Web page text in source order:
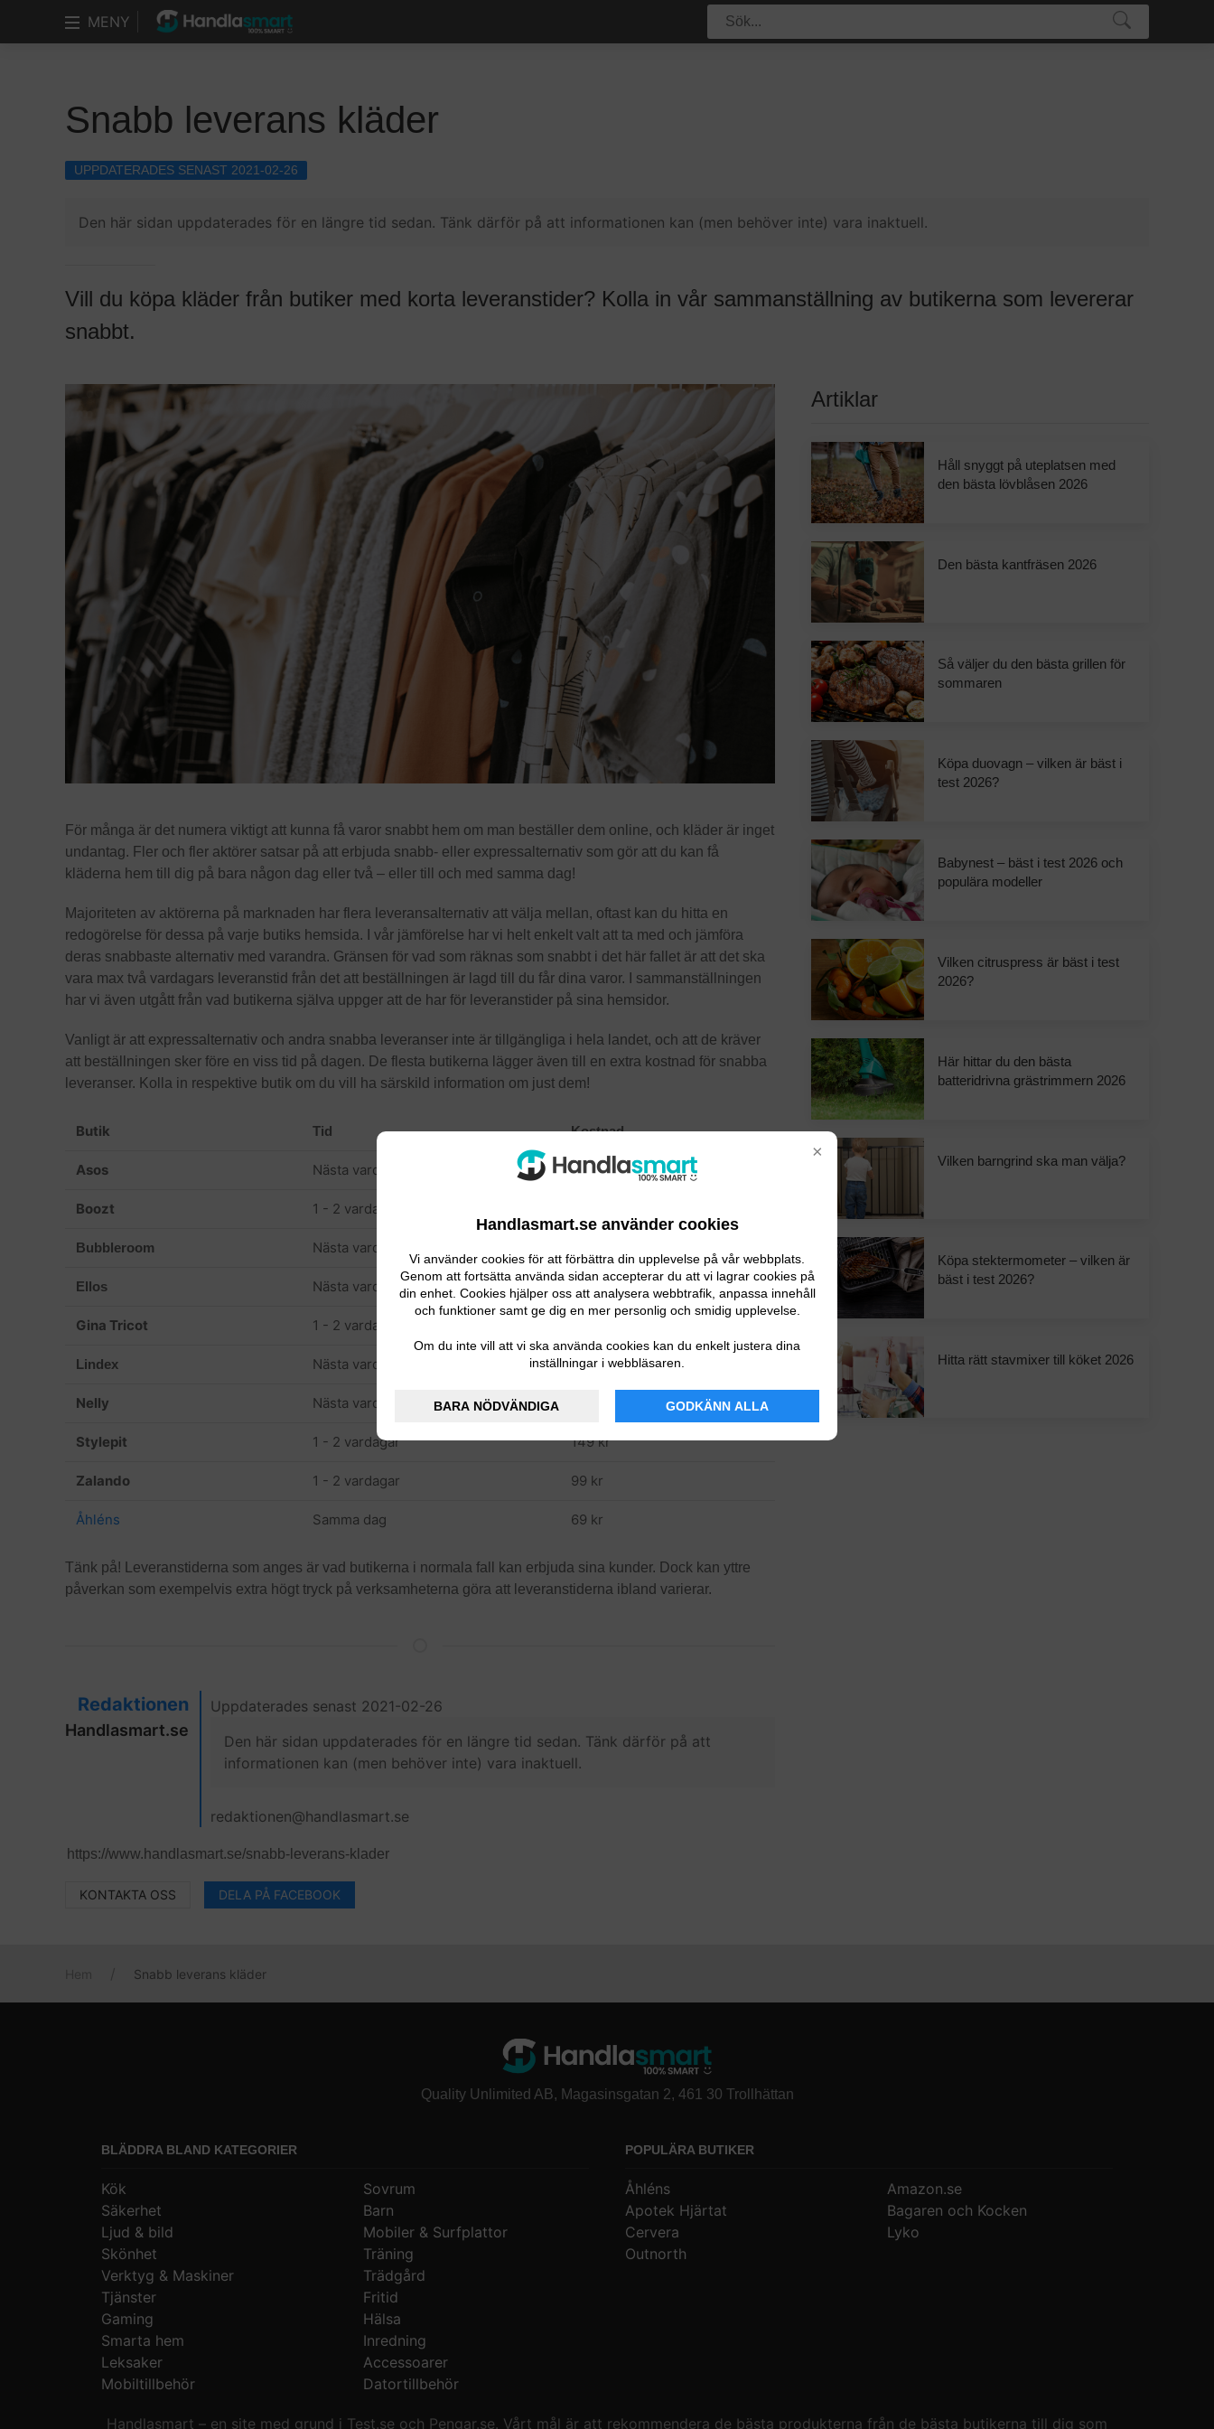
×
Handlasmart.se använder cookies
Vi använder cookies för att förbättra din upplevelse på vår webbplats.
Genom att fortsätta använda sidan accepterar du att vi lagrar cookies på
din enhet. Cookies hjälper oss att analysera webbtrafik, anpassa innehåll
och funktioner samt ge dig en mer personlig och smidig upplevelse.
Om du inte vill att vi ska använda cookies kan du enkelt justera dina
inställningar i webbläsaren.
BARA NÖDVÄNDIGA GODKÄNN ALLA
MENY
Snabb leverans kläder
UPPDATERADES SENAST 2021-02-26
Den här sidan uppdaterades för en längre tid sedan. Tänk därför på att informationen kan (men behöver inte) vara inaktuell.
Vill du köpa kläder från butiker med korta leveranstider? Kolla in vår sammanställning av butikerna som levererar
snabbt.
För många är det numera viktigt att kunna få varor snabbt hem om man beställer dem online, och kläder är inget
undantag. Fler och fler aktörer satsar på att erbjuda snabb- eller expressalternativ som gör att du kan få
kläderna hem till dig på bara någon dag eller två – eller till och med samma dag!
Majoriteten av aktörerna på marknaden har flera leveransalternativ att välja mellan, oftast kan du hitta en
redogörelse för dessa på varje butiks hemsida. I vår jämförelse har vi helt enkelt valt att ta med och jämföra
deras snabbaste alternativ med varandra. Gränsen för vad som räknas som snabbt i det här fallet är att det ska
vara max två vardagars leveranstid från det att beställningen är lagd till du får dina varor. I sammanställningen
har vi även utgått från vad butikerna själva uppger att de har för leveranstider på sina hemsidor.
Vanligt är att expressalternativ och andra snabba leveranser inte är tillgängliga i hela landet, och att de kräver
att beställningen sker före en viss tid på dagen. De flesta butikerna lägger även till en extra kostnad för snabba
leveranser. Kolla in respektive butik om du vill ha särskild information om just dem!
Butik Tid Kostnad
Asos Nästa vardag 140 kr
Boozt 1 - 2 vardagar
Bubbleroom Nästa vardag
Ellos Nästa vardag 69 kr
Gina Tricot 1 - 2 vardagar
Lindex Nästa vardag 49 kr
Nelly Nästa vardag
Stylepit 1 - 2 vardagar 149 kr
Zalando 1 - 2 vardagar 99 kr
Åhléns Samma dag 69 kr
Tänk på! Leveranstiderna som anges är vad butikerna i normala fall kan erbjuda sina kunder. Dock kan yttre
påverkan som exempelvis extra högt tryck på verksamheterna göra att leveranstiderna ibland varierar.
Redaktionen
Handlasmart.se
Uppdaterades senast 2021-02-26
Den här sidan uppdaterades för en längre tid sedan. Tänk därför på att
informationen kan (men behöver inte) vara inaktuell.
redaktionen@handlasmart.se
KONTAKTA OSS DELA PÅ FACEBOOK
Artiklar
Håll snyggt på uteplatsen med
den bästa lövblåsen 2026
Den bästa kantfräsen 2026
Så väljer du den bästa grillen för
sommaren
Köpa duovagn – vilken är bäst i
test 2026?
Babynest – bäst i test 2026 och
populära modeller
Vilken citruspress är bäst i test
2026?
Här hittar du den bästa
batteridrivna grästrimmern 2026
Vilken barngrind ska man välja?
Köpa stektermometer – vilken är
bäst i test 2026?
Hitta rätt stavmixer till köket 2026
Snabb leverans kläder
Quality Unlimited AB, Magasinsgatan 2, 461 30 Trollhättan
BLÄDDRA BLAND KATEGORIER
Kök
Sovrum
Säkerhet
Barn
Ljud & bild
Mobiler & Surfplattor
Skönhet
Träning
Verktyg & Maskiner
Trädgård
Tjänster
Fritid
Gaming
Hälsa
Smarta hem
Inredning
Leksaker
Accessoarer
Mobiltillbehör
Datortillbehör
POPULÄRA BUTIKER
Åhléns
Amazon.se
Apotek Hjärtat
Bagaren och Kocken
Cervera
Lyko
Outnorth
Handlasmart – en site med grund i Test.se och Pengar.se. Vårt mål är att rekommendera de bästa produkterna från de bästa butikerna till dig som